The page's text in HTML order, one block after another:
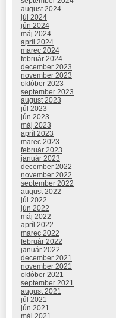
august 2024
júl 2024
jún 2024
máj 2024
apríl 2024
marec 2024
február 2024
december 2023
november 2023
október 2023
september 2023
august 2023
júl 2023
jún 2023
máj 2023
apríl 2023
marec 2023
február 2023
január 2023
december 2022
november 2022
september 2022
august 2022
júl 2022
jún 2022
máj 2022
apríl 2022
marec 2022
február 2022
január 2022
december 2021
november 2021
október 2021
september 2021
august 2021
júl 2021
jún 2021
máj 2021